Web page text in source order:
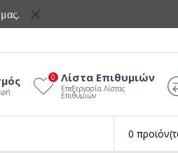
Λίστα Επιθυμιών
Επεξεργασία Λίστας
Επιθυμιών
0
0